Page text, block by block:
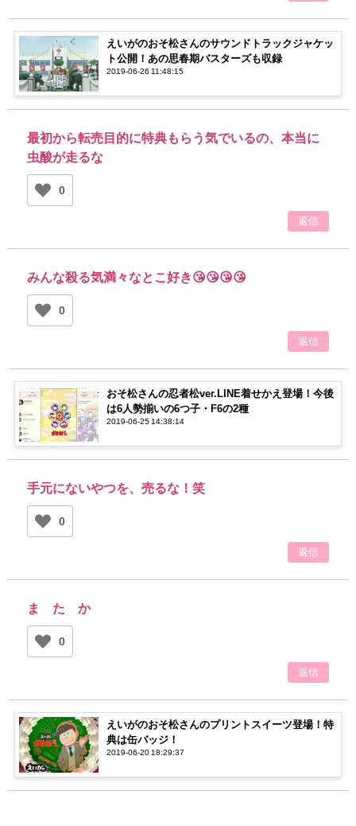
えいがのおそ松さんのサウンドトラックジャケッ
ト公開！あの思春期バスターズも収録
2019-06-26 11:48:15
最初から転売目的に特典もらう気でいるの、本当に
虫酸が走るな
0
返信
みんな殺る気満々なとこ好き😘😘😘😘
0
返信
おそ松さんの忍者松ver.LINE着せかえ登場！今後
は6人勢揃いの6つ子・F6の2種
2019-06-25 14:38:14
手元にないやつを、売るな！笑
0
返信
ま た か
0
返信
えいがのおそ松さんのプリントスイーツ登場！特
典は缶バッジ！
2019-06-20 18:29:37